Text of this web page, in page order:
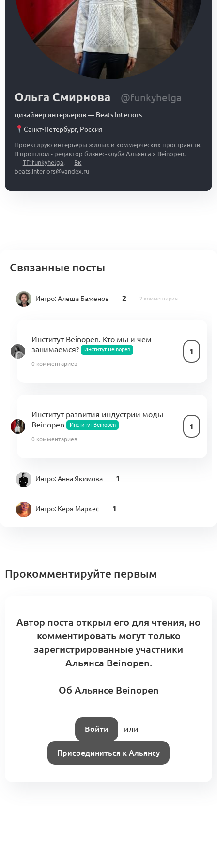
Ольга Смирнова @funkyhelga
дизайнер интерьеров— Beats Interiors
Санкт-Петербург, Россия
Проектирую интерьеры жилых и коммерческих пространств.
В прошлом - редактор бизнес-клуба Альянса x Beinopen.
ТГ: funkyhelga
Вк
beats.interiors@yandex.ru
Связанные посты
Интро:Алеша Баженов 2 2 комментария
Институт Beinopen. Кто мы и чем
занимаемся?
Институт Beinopen 1
0 комментариев
Институт развития индустрии моды
Beinopen
Институт Beinopen 1
0 комментариев
Интро:Анна Якимова 1
Интро: Керя Маркес 1
Оффер для членов Альянса. Институт
Алина Цуцу
Прокомментируйте первым
Автор поста открыл его для чтения, но
комментировать могут только
зарегистрированные участники
Альянса Beinopen.
Об Альянсе Beinopen
Войти или
Присоединиться к Альянсу